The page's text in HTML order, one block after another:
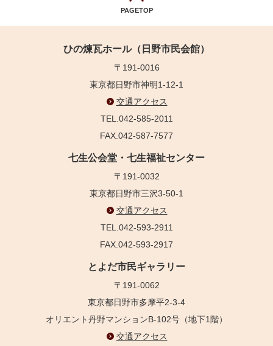
PAGETOP
ひの煉瓦ホール（日野市民会館）
〒191-0016
東京都日野市神明1-12-1
交通アクセス
TEL.042-585-2011
FAX.042-587-7577
七生公会堂・七生福祉センター
〒191-0032
東京都日野市三沢3-50-1
交通アクセス
TEL.042-593-2911
FAX.042-593-2917
とよだ市民ギャラリー
〒191-0062
東京都日野市多摩平2-3-4
オリエント丹野マンションB-102号（地下1階）
交通アクセス